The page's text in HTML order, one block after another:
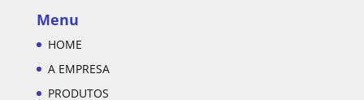
Menu
HOME
A EMPRESA
PRODUTOS